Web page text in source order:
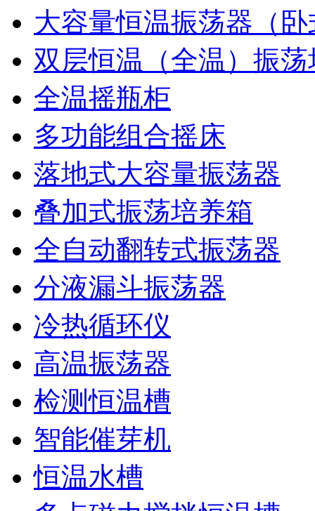
大容量恒温振荡器（卧
双层恒温（全温）振
全温摇瓶柜
多功能组合摇床
落地式大容量振荡器
叠加式振荡培养箱
全自动翻转式振荡器
分液漏斗振荡器
冷热循环仪
高温振荡器
检测恒温槽
智能催芽机
恒温水槽